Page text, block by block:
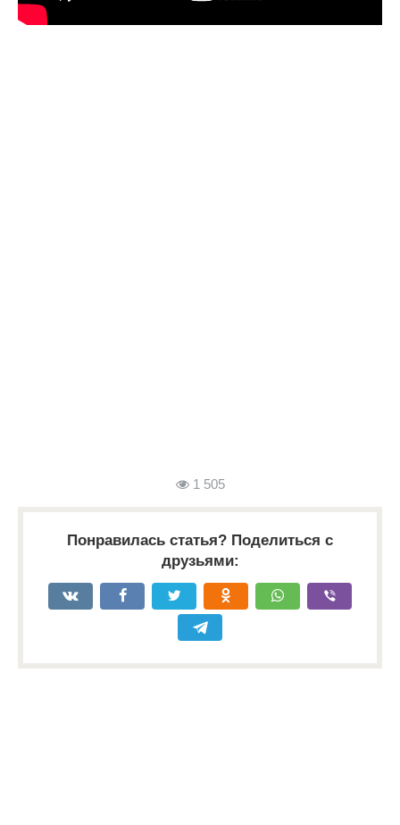
1 505
Понравилась статья? Поделиться с
друзьями: